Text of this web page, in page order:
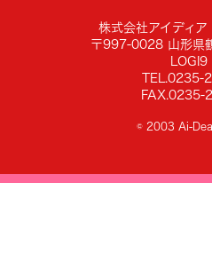
株式会社アイディ
〒997-0028 山形県
TEL.0235-
FAX.0235-
© 2003 Ai-